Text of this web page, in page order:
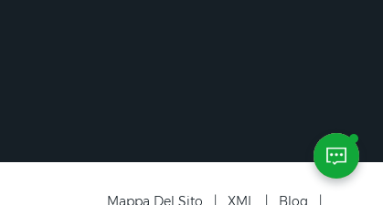
Mappa Del Sito XML Blog